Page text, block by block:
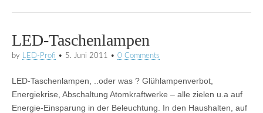
LED-Taschenlampen
by LED-Profi • 5. Juni 2011 • 0 Comments
LED-Taschenlampen, ..oder was ? Glühlampenverbot,
Energiekrise, Abschaltung Atomkraftwerke – alle zielen u.a auf
Energie-Einsparung in der Beleuchtung. In den Haushalten, auf